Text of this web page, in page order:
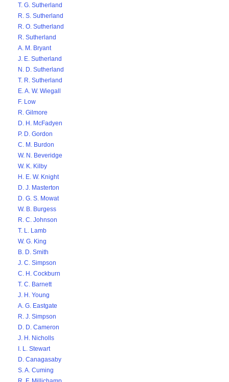
T. G. Sutherland
R. S. Sutherland
R. O. Sutherland
R. Sutherland
A. M. Bryant
J. E. Sutherland
N. D. Sutherland
T. R. Sutherland
E. A. W. Wiegall
F. Low
R. Gilmore
D. H. McFadyen
P. D. Gordon
C. M. Burdon
W. N. Beveridge
W. K. Kilby
H. E. W. Knight
D. J. Masterton
D. G. S. Mowat
W. B. Burgess
R. C. Johnson
T. L. Lamb
W. G. King
B. D. Smith
J. C. Simpson
C. H. Cockburn
T. C. Barnett
J. H. Young
A. G. Eastgate
R. J. Simpson
D. D. Cameron
J. H. Nicholls
I. L. Stewart
D. Canagasaby
S. A. Cuming